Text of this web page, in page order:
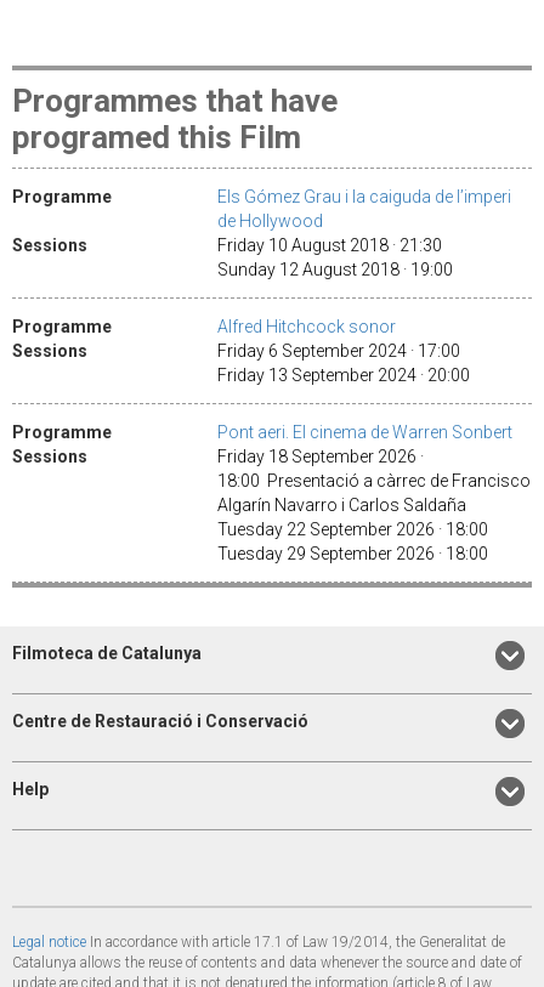
Programmes that have
programed this Film
Programme
Els Gómez Grau i la caiguda de l’imperi
de Hollywood
Sessions
Friday 10 August 2018 · 21:30
Sunday 12 August 2018 · 19:00
Programme
Alfred Hitchcock sonor
Sessions
Friday 6 September 2024 · 17:00
Friday 13 September 2024 · 20:00
Programme
Pont aeri. El cinema de Warren Sonbert
Sessions
Friday 18 September 2026 ·
18:00 Presentació a càrrec de Francisco
Algarín Navarro i Carlos Saldaña
Tuesday 22 September 2026 · 18:00
Tuesday 29 September 2026 · 18:00
Filmoteca de Catalunya
Centre de Restauració i Conservació
Help
Legal notice In accordance with article 17.1 of Law 19/2014, the Generalitat de
Catalunya allows the reuse of contents and data whenever the source and date of
update are cited and that it is not denatured the information (article 8 of Law